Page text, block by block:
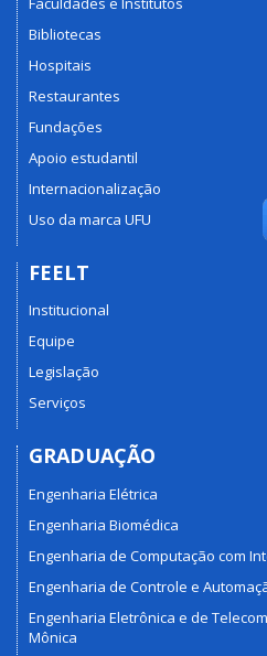
Bibliotecas
Hospitais
Restaurantes
Fundações
Apoio estudantil
Internacionalização
Uso da marca UFU
FEELT
Institucional
Equipe
Legislação
Serviços
GRADUAÇÃO
Engenharia Elétrica
Engenharia Biomédica
Engenharia de Computação com
Engenharia de Controle e
Engenharia Eletrônica e de
Mônica